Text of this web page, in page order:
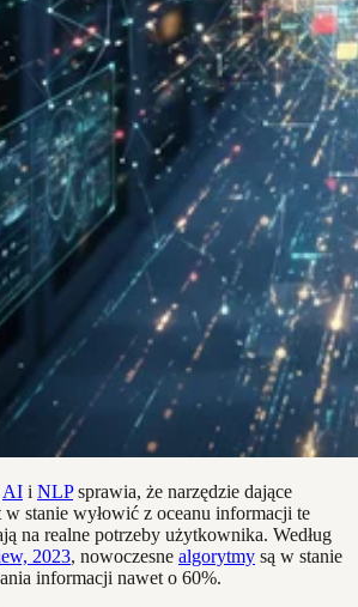
AI i NLPsprawia, że narzędzie dające
stanie wyłowić z oceanu informacji te
na realne potrzeby użytkownika. Według
2023, nowoczesne algorytmy są w stanie
informacji nawet o 60%.